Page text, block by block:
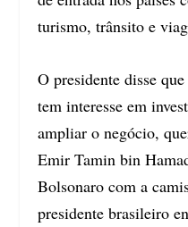
turismo, trânsito e
O presidente disse
tem interesse em
ampliar o negócio,
Emir Tamin bin
Bolsonaro com a
presidente brasileiro